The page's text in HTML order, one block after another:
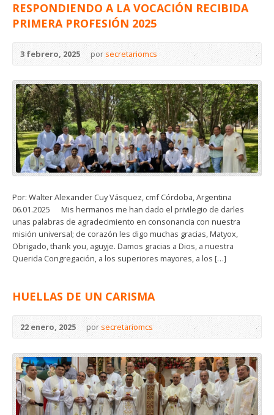
RESPONDIENDO A LA VOCACIÓN RECIBIDA
PRIMERA PROFESIÓN 2025
3 febrero, 2025 porsecretariomcs
Por: Walter Alexander Cuy Vásquez, cmf Córdoba, Argentina
06.01.2025 Mis hermanos me han dado el privilegio de darles
unas palabras de agradecimiento en consonancia con nuestra
misión universal; de corazón les digo muchas gracias, Matyox,
Obrigado, thank you, aguyje. Damos gracias a Dios, a nuestra
Querida Congregación, a los superiores mayores, a los […]
HUELLAS DE UN CARISMA
22 enero, 2025 por secretariomcs